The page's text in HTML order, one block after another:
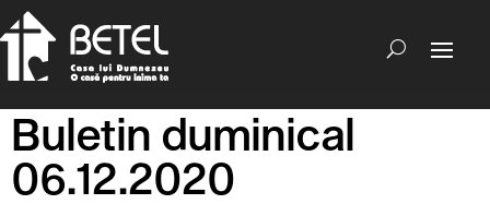
Buletin duminical
06.12.2020